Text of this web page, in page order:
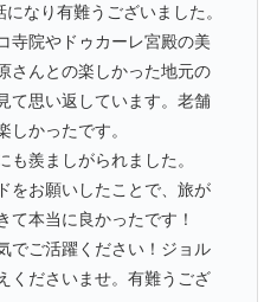
なり有難うございました。
寺院やドゥカーレ宮殿の美
さんとの楽しかった地元の
て思い返しています。老舗
しかったです。
も羨ましがられました。
をお願いしたことで、旅が
て本当に良かったです！
でご活躍ください！ジョル
くださいませ。有難うござ